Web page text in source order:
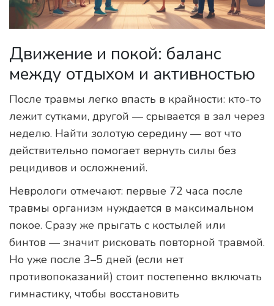
Движение и покой: баланс
между отдыхом и активностью
После травмы легко впасть в крайности: кто-то
лежит сутками, другой — срывается в зал через
неделю. Найти золотую середину — вот что
действительно помогает вернуть силы без
рецидивов и осложнений.
Неврологи отмечают: первые 72 часа после
травмы организм нуждается в максимальном
покое. Сразу же прыгать с костылей или
бинтов — значит рисковать повторной травмой.
Но уже после 3–5 дней (если нет
противопоказаний) стоит постепенно включать
гимнастику, чтобы восстановить